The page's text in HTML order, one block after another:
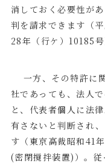
消しておく必要性が
判を請求できます（
28年（行ケ） 10185号
一方、その特許に
社であっても、法人
と、代表者個人に法
有さないと判断され
す（東京高裁昭和41年
(密閉撹拌装置) ）。